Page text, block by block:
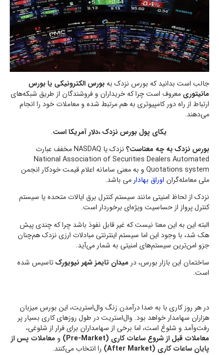
جالب است بدانید که بورس نزدک بهبورس الکترونیکی یا بورس
مانیتوری معروف است چرا که خریداران و فروشندگان از طریق شبکه‌های
ارتباط از راه دور کامپیوتری به هم مرتبط شده و معاملات خود را انجام
می‌دهند.
یکای پول بورس نزدک ،دلار آمریکا است.
بورس نزدک به چه معناست؟
نزدک یا NASDAQ مخفف عبارت
National Association of Securities Dealers Automated
Quotations system و به معنی سامانه اعلام قیمت خودکار انجمن
ملی معامله‌گران اوراق بهادارمی باشد.
نزدک از لحاظ امنیتی مانند سیستم کنترل برق ایالات متحده یا سیستم
کنترل پرواز از حساسیت ویژه‌ای برخوردار است.
البته این به این معنا نیست که غیر قابل نفوذ باشد چرا که چندی پیش
هک شد، با وجود این اما سیستم اینترنتی مبادلات ارزی نزدک هم‌چنان
جزو امن‌ترین سیستم‌های امنیتی به شمار می‌آید.
ساختمان این بازار بورس، در میدان تایمز شهر نیویورکتاسیس شده
است.
در هر روز کاری با به صدا درآمدن زنگ وال‌استریت، این بورس میزبان
هزاران سهامدار خواهد بود. وال‌استریت در طول روزهای کاری بسیار پر
رفت‌وآمد و شلوغ است، اما برخی از سهامداران برای فرار از شلوغی،
معاملات قبل از شروع ساعات کاری (Pre-Market)
و معاملات پس از
پایان ساعات کاری (After Market)
را انتخاب می‌کنند.